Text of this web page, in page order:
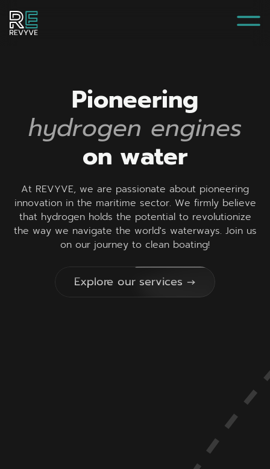
Pioneering
hydrogen engines
on water
At REVYVE, we are passionate about pioneering
innovation in the maritime sector. We firmly believe
that hydrogen holds the potential to revolutionize
the way we navigate the world's waterways. Join us
on our journey to clean boating!
Explore our services →